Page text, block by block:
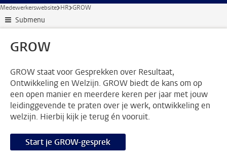
Medewerkerswebsite HR GROW
Submenu
GROW
GROW staat voor Gesprekken over Resultaat,
Ontwikkeling en Welzijn. GROW biedt de kans om op
een open manier en meerdere keren per jaar met jouw
leidinggevende te praten over je werk, ontwikkeling en
welzijn. Hierbij kijk je terug én vooruit.
Start je GROW-gesprek